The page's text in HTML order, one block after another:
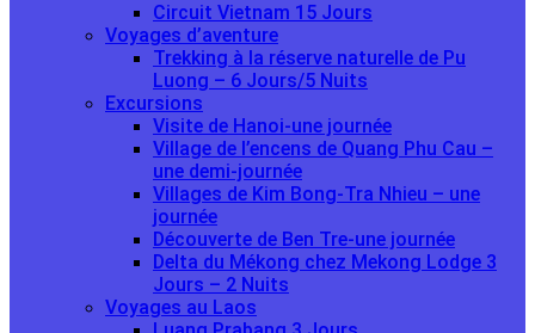
Circuit Vietnam 15 Jours
Voyages d’aventure
Trekking à la réserve naturelle de Pu
Luong – 6 Jours/5 Nuits
Excursions
Visite de Hanoi-une journée
Village de l’encens de Quang Phu Cau –
une demi-journée
Villages de Kim Bong-Tra Nhieu – une
journée
Découverte de Ben Tre-une journée
Delta du Mékong chez Mekong Lodge 3
Jours – 2 Nuits
Voyages au Laos